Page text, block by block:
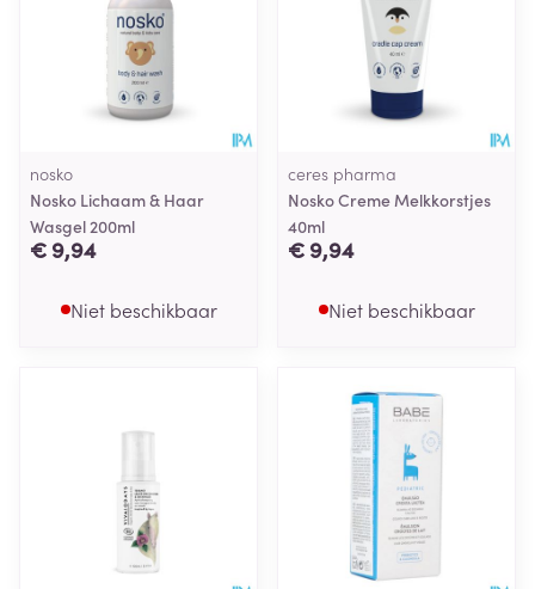
nosko
Nosko Lichaam & Haar
Wasgel 200ml
€ 9,94
Niet beschikbaar
ceres pharma
Nosko Creme Melkkorstjes
40ml
€ 9,94
Niet beschikbaar